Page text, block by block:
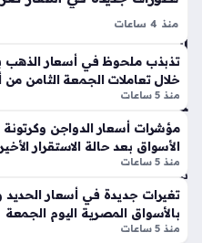
قب
ل
ماي
كل
أول
يس
ي
مع
باي
رن
مي
حل
ية
الي
وم
الج
مع
ة
منذ
سا
عة
واح
منذ 4 ساعات
يتصدر اهتمامات المتابعين
تباينت مستويات العملة
تذبذب ملحوظ في أسعار الذهب
خلال تعاملات الجمعة الثامن
منذ 5 ساعات
مؤشرات أسعار الدواجن
الأسواق بعد حالة الاستقرار
منذ 5 ساعات
تغيرات جديدة في أسعار الحديد
بالأسواق المصرية اليوم الجمعة
منذ 5 ساعات